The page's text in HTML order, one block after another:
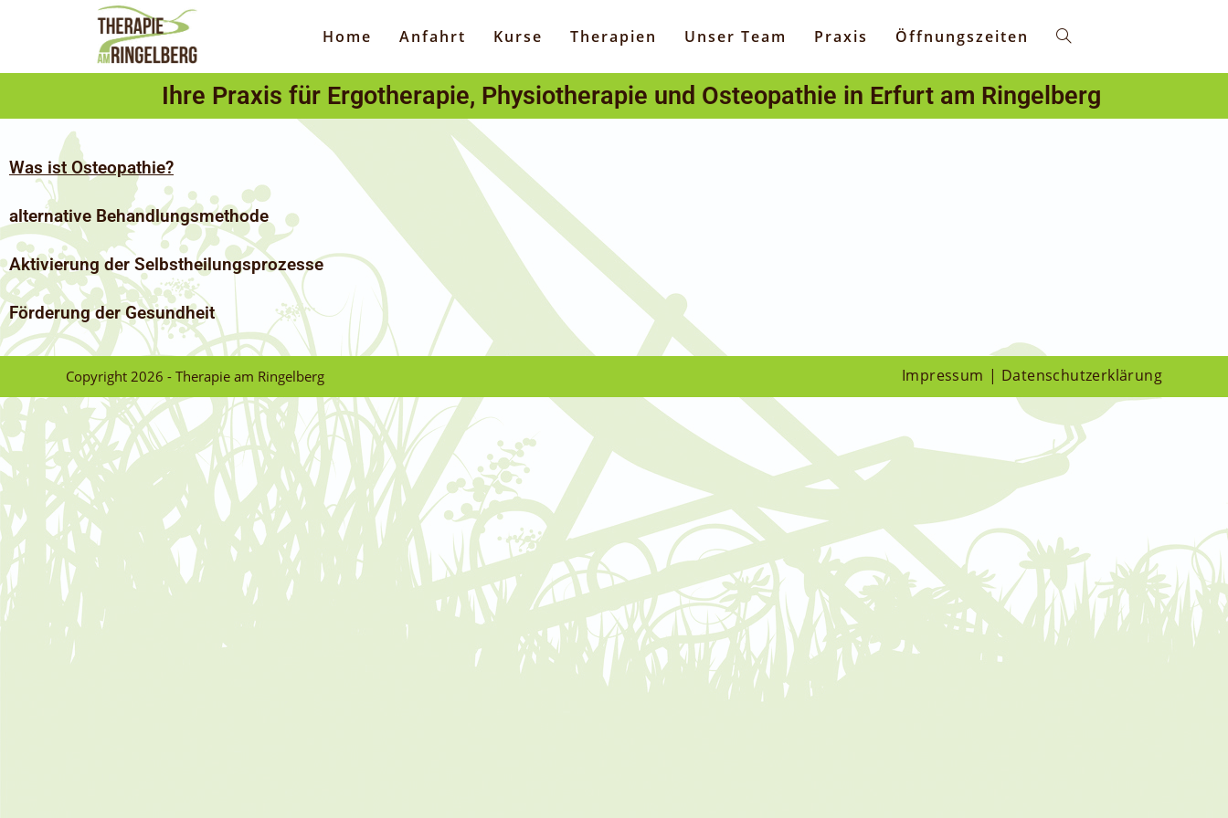
Home Anfahrt Kurse Therapien Unser Team Praxis Öffnungszeiten
Ihre Praxis für Ergotherapie, Physiotherapie und Osteopathie in Erfurt am Ringelberg
Was ist Osteopathie?
alternative Behandlungsmethode
Aktivierung der Selbstheilungsprozesse
Förderung der Gesundheit
Impressum Datenschutzerklärung
Copyright 2026 - Therapie am Ringelberg